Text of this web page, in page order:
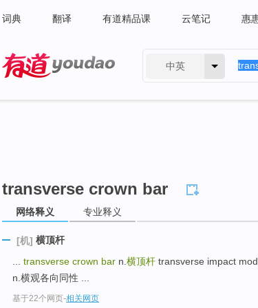
词典 翻译 有道精品课 云笔记 惠
中英
transverse crown bar
网络释义 专业释义
[机] 横顶杆
transverse crown bar n. 横顶杆 transverse impact
n.横观各向同性 ...
基于22个网页-相关网页